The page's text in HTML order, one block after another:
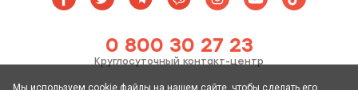
Мы используем cookie файлы на нашем сайте, чтобы сделать его
0 800 30 27 23
Круглосуточный контакт-центр